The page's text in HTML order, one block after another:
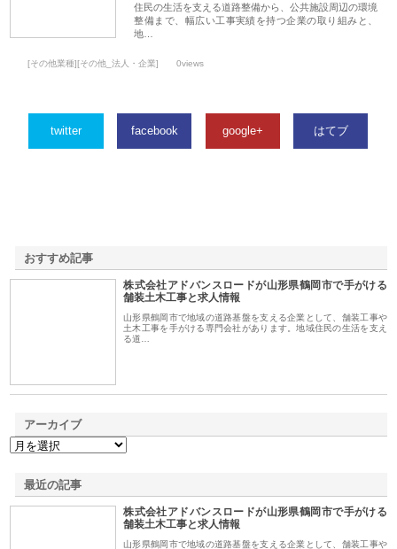
住民の生活を支える道路整備から、公共施設周辺の環境
整備まで、幅広い工事実績を持つ企業の取り組みと、
地…
[その他業種][その他_法人・企業] 0views
twitter facebook google+ はてブ
おすすめ記事
株式会社アドバンスロードが山形県鶴岡市で手がける
舗装土木工事と求人情報
山形県鶴岡市で地域の道路基盤を支える企業として、舗装工事や
土木工事を手がける専門会社があります。地域住民の生活を支え
る道…
アーカイブ
最近の記事
株式会社アドバンスロードが山形県鶴岡市で手がける
舗装土木工事と求人情報
山形県鶴岡市で地域の道路基盤を支える企業として、舗装工事や